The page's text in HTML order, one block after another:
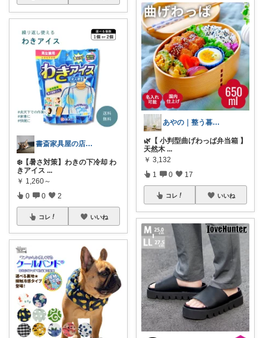
書斎家具屋の店長奥田
❄️【暑さ対策】わきの下冷却 わ
きアイス ...
￥ 1,260～
0 0 2
コレ いいね
あやの｜整う暮らしROOM
🌿【 小判型曲げわっぱ弁当箱 】
天然木 ...
￥ 3,132
1 0 17
コレ いいね